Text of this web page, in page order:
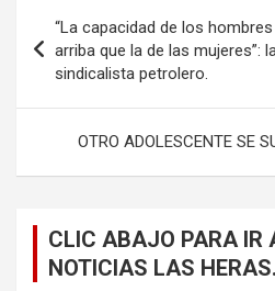
de
entradas
“La capacidad de los
arriba que la de las mujeres”:
sindicalista petrolero.
OTRO ADOLESCENTE SE
CLIC ABAJO PARA IR
NOTICIAS LAS HERAS.